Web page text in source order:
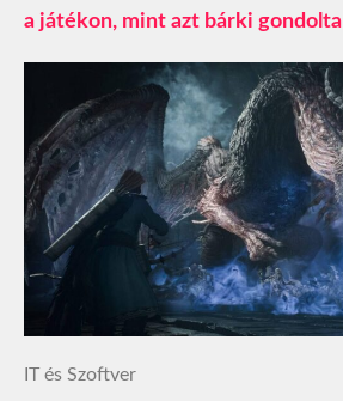
a játékon, mint azt bárki gondolta
IT és Szoftver